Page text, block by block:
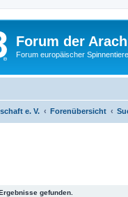
Forum der
Forum europäischer Spinnentiere
e. V. Forenübersicht
gefunden.